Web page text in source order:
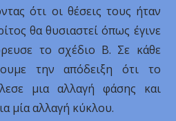
ότι οι θέσεις τους ήταν
θα θυσιαστεί όπως έγινε
το σχέδιο Β. Σε κάθε
την απόδειξη ότι το
μια αλλαγή φάσης και
μία αλλαγή κύκλου.